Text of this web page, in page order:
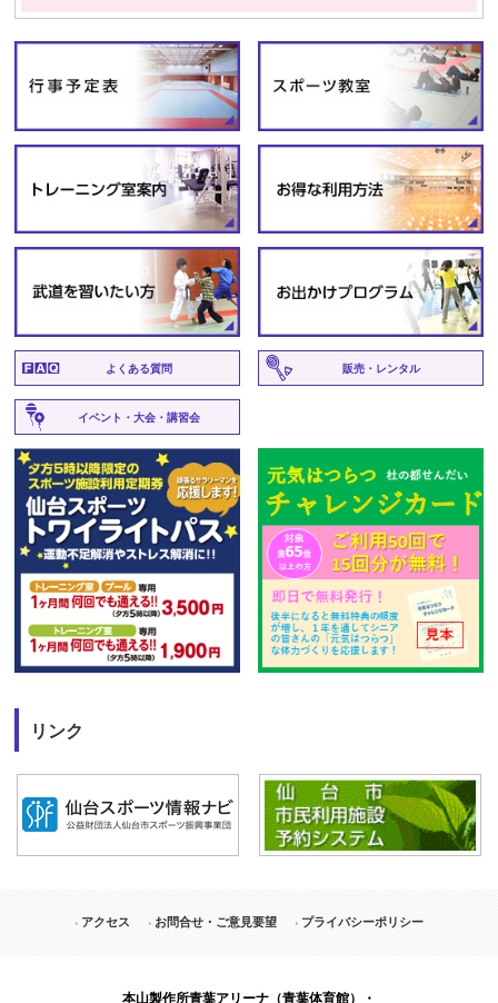
よくある質問 販売・レンタル
イベント・大会・講習会
リンク
アクセス お問合せ・ご意見要望 プライバシーポリシー
本山製作所青葉アリーナ（青葉体育館）・